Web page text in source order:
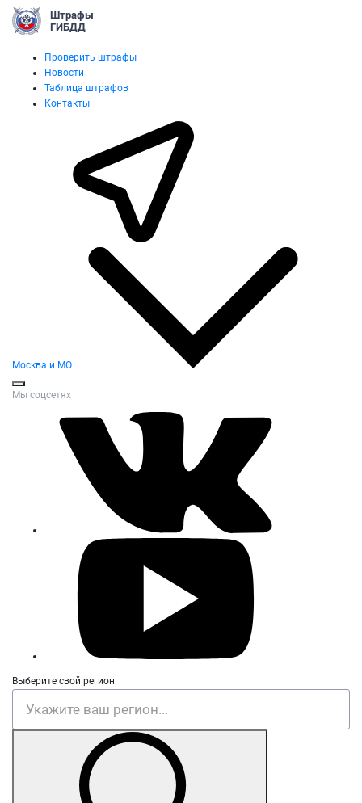
Штрафы
ГИБДД
Проверить штрафы
Новости
Таблица штрафов
Контакты
Москва и МО
Мы соцсетях
Выберите свой регион